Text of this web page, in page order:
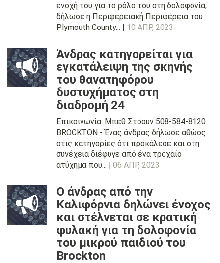
ενοχή του για το ρόλο του στη δολοφονία,
δήλωσε η Περιφερειακή Περιφέρεια του
Plymouth County... | 10 ΑΠΡ, 2023
Άνδρας κατηγορείται για
εγκατάλειψη της σκηνής
του θανατηφόρου
δυστυχήματος στη
διαδρομή 24
Επικοινωνία: Μπεθ Στόουν 508-584-8120
BROCKTON - Ένας άνδρας δήλωσε αθώος
στις κατηγορίες ότι προκάλεσε και στη
συνέχεια διέφυγε από ένα τροχαίο
ατύχημα που... | 06 ΑΠΡ, 2023
Ο άνδρας από την
Καλιφόρνια δηλώνει ένοχος
και στέλνεται σε κρατική
φυλακή για τη δολοφονία
του μικρού παιδιού του
Brockton